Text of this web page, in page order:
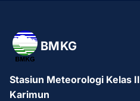
BMKG
Stasiun Meteorologi Kelas
Karimun